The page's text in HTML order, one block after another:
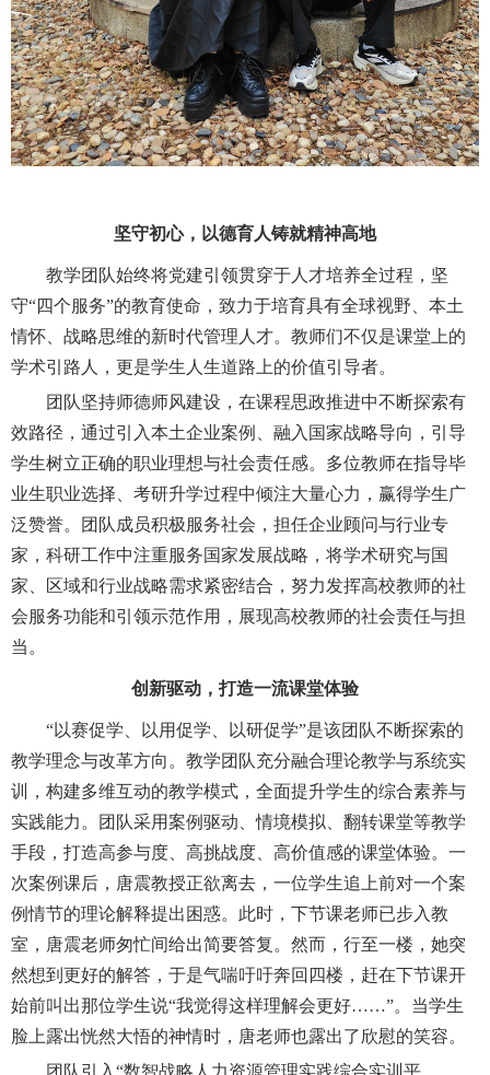
坚守初心，以德育人铸就精神高地
教学团队始终将党建引领贯穿于人才培养全过程，坚
守“四个服务”的教育使命，致力于培育具有全球视野、本土
情怀、战略思维的新时代管理人才。教师们不仅是课堂上的
学术引路人，更是学生人生道路上的价值引导者。
团队坚持师德师风建设，在课程思政推进中不断探索有
效路径，通过引入本土企业案例、融入国家战略导向，引导
学生树立正确的职业理想与社会责任感。多位教师在指导毕
业生职业选择、考研升学过程中倾注大量心力，赢得学生广
泛赞誉。
团队成员积极服务社会，担任企业顾问与行业专
家，科研工作中注重服务国家发展战略，将学术研究与国
家、区域和行业战略需求紧密结合，努力发挥高校教师的社
会服务功能和引领示范作用，展现高校教师的社会责任与担
当。
创新驱动，打造一流课堂体验
“以赛促学、以用促学、以研促学”是该团队不断探索的
教学理念与改革方向。教学团队充分融合理论教学与系统实
训，构建多维互动的教学模式，全面提升学生的综合素养与
实践能力。团队采用案例驱动、情境模拟、翻转课堂等教学
手段，打造高参与度、高挑战度、高价值感的课堂体验。 一
次案例课后，唐震教授正欲离去，一位学生追上前对一个案
例情节的理论解释提出 困惑。此时，下节课老师已步入教
室，唐震老师匆忙间给出简要答复。然而，行至一楼，她突
然想到更好的解答，于是气喘吁吁奔回四楼，赶在下节课开
始前叫出那位学生说“我觉得这样理解会更好……”。当学生
脸上露出恍然大悟的神情时，唐老师也露出了欣慰的笑容。
团队引入 “数智战略人力资源管理实践综合实训平